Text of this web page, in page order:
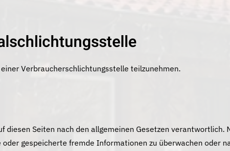
Verbraucherschlichtungsstelle teilzunehmen.
Seiten nach den allgemeinen Gesetzen verantwortlich.
gespeicherte fremde Informationen zu überwachen oder